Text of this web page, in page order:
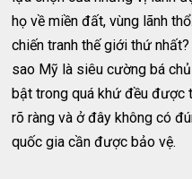
họ về miền đất, vùng lãnh
chiến tranh thế giới thứ
sao Mỹ là siêu cường bá
bật trong quá khứ đều được
rõ ràng và ở đây không có
quốc gia cần được bảo vệ.